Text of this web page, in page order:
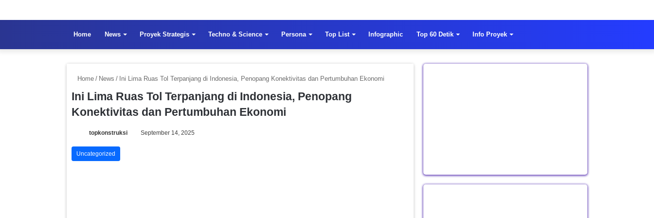
Home News Proyek Strategis Techno & Science Persona Top List Infographic Top 60 Detik Info Proyek
Home / News / Ini Lima Ruas Tol Terpanjang di Indonesia, Penopang Konektivitas dan Pertumbuhan Ekonomi
Ini Lima Ruas Tol Terpanjang di Indonesia, Penopang
Konektivitas dan Pertumbuhan Ekonomi
topkonstruksi September 14, 2025
Uncategorized